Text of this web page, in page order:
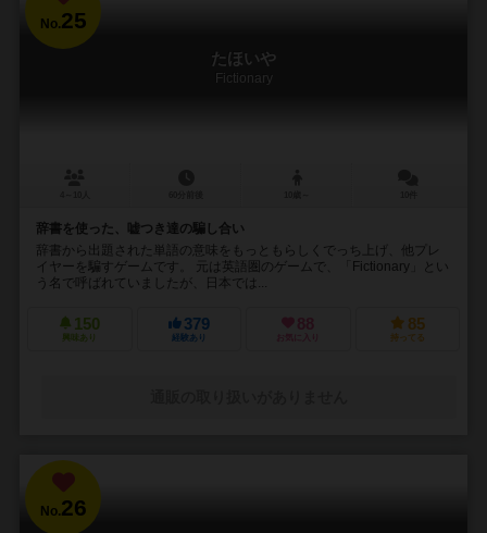
No.25
たほいや
Fictionary
辞書を使った、嘘つき達の騙し合い
辞書から出題された単語の意味をもっともらしくでっち上げ、他プレ
イヤーを騙すゲームです。 元は英語圏のゲームで、「Fictionary」とい
う名で呼ばれていましたが、日本では...
150
興味あり
379
経験あり
88
お気に入り
85
持ってる
No.26